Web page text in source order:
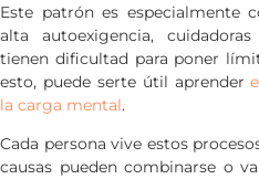
Este patrón es especialmente
alta autoexigencia,
tienen dificultad para poner
esto, puede serte útil aprender
la carga mental.
Cada persona vive estos
causas pueden combinarse o